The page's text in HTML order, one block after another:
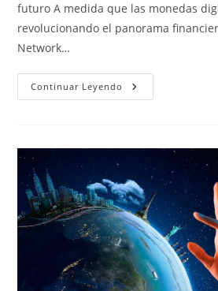
futuro A medida que las monedas
revolucionando el panorama
Network…
Continuar Leyendo La
Revolución